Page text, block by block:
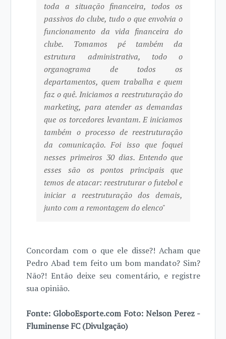
toda a situação financeira, todos os
passivos do clube, tudo o que envolvia o
funcionamento da vida financeira do
clube. Tomamos pé também da
estrutura administrativa, todo o
organograma de todos os
departamentos, quem trabalha e quem
faz o quê. Iniciamos a reestruturação do
marketing, para atender as demandas
que os torcedores levantam. E iniciamos
também o processo de reestruturação
da comunicação. Foi isso que foquei
nesses primeiros 30 dias. Entendo que
esses são os pontos principais que
temos de atacar: reestruturar o futebol e
iniciar a reestruturação dos demais,
junto com a remontagem do elenco"
Concordam com o que ele disse?! Acham que
Pedro Abad tem feito um bom mandato? Sim?
Não?! Então deixe seu comentário, e registre
sua opinião.
Fonte: GloboEsporte.com Foto: Nelson Perez -
Fluminense FC (Divulgação)